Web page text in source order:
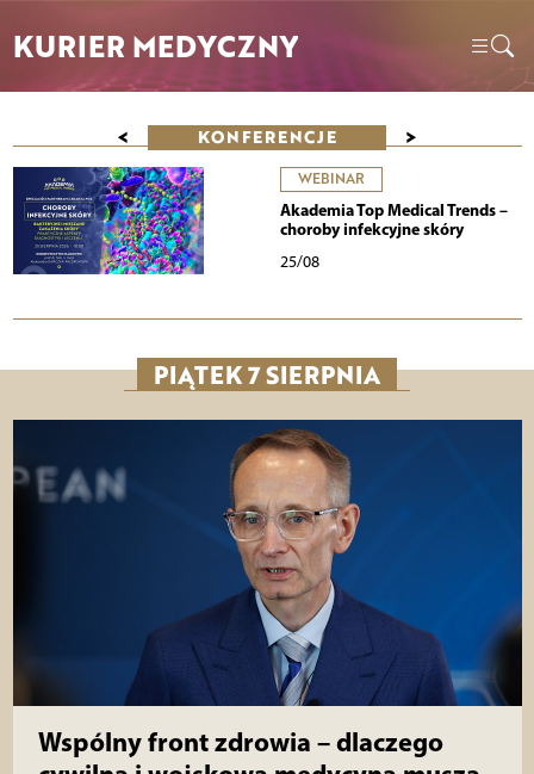
KURIER MEDYCZNY
< KONFERENCJE >
WEBINAR
Akademia Top Medical Trends –
choroby infekcyjne skóry
25/08
PIĄTEK 7 SIERPNIA
Wspólny front zdrowia – dlaczego